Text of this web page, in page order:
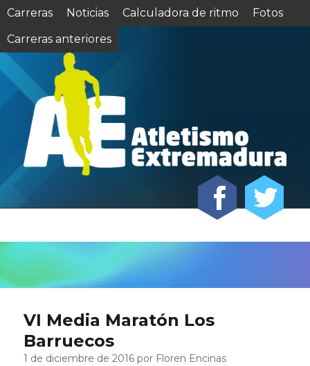
Carreras Noticias Calculadora de ritmo
Fotos
Carreras anteriores
VI Media Maratón Los
Barruecos
1 de diciembre de 2016 por Floren Encinas